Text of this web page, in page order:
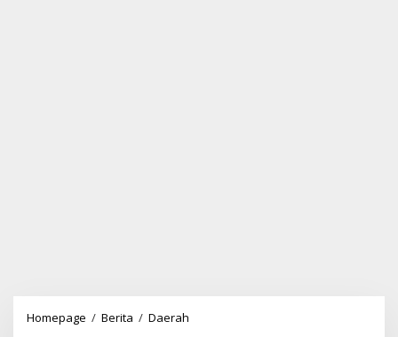
Homepage / Berita / Daerah